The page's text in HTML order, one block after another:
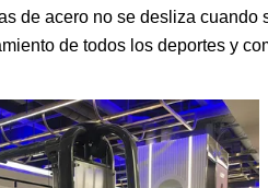
de acero no se desliza cuando
de todos los deportes y